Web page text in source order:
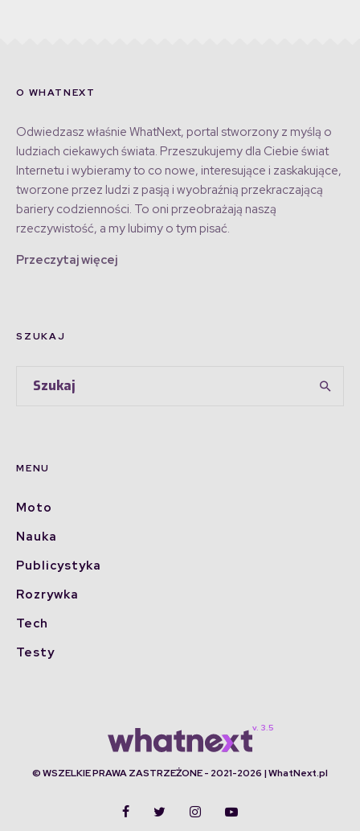
O WHATNEXT
Odwiedzasz właśnie WhatNext, portal stworzony z myślą o
ludziach ciekawych świata. Przeszukujemy dla Ciebie świat
Internetu i wybieramy to co nowe, interesujące i zaskakujące,
tworzone przez ludzi z pasją i wyobraźnią przekraczającą
bariery codzienności. To oni przeobrażają naszą
rzeczywistość, a my lubimy o tym pisać.
Przeczytaj więcej
SZUKAJ
MENU
Moto
Nauka
Publicystyka
Rozrywka
Tech
Testy
© WSZELKIE PRAWA ZASTRZEŻONE - 2021-2026 | WhatNext.pl